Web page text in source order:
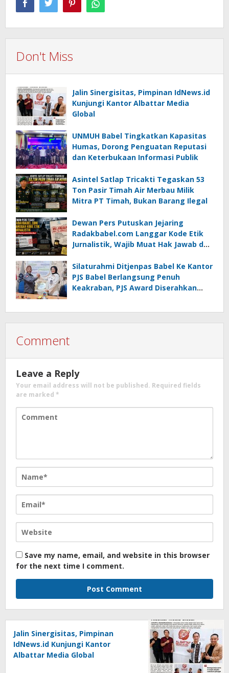
Don't Miss
Jalin Sinergisitas, Pimpinan IdNews.id
Kunjungi Kantor Albattar Media
Global
UNMUH Babel Tingkatkan Kapasitas
Humas, Dorong Penguatan Reputasi
dan Keterbukaan Informasi Publik
Asintel Satlap Tricakti Tegaskan 53
Ton Pasir Timah Air Merbau Milik
Mitra PT Timah, Bukan Barang Ilegal
Dewan Pers Putuskan Jejaring
Radakbabel.com Langgar Kode Etik
Jurnalistik, Wajib Muat Hak Jawab dan
Silaturahmi Ditjenpas Babel Ke Kantor
PJS Babel Berlangsung Penuh
Keakraban, PJS Award Diserahkan
Comment
Leave a Reply
Your email address will not be published. Required fields
are marked *
Save my name, email, and website in this browser
for the next time I comment.
Jalin Sinergisitas, Pimpinan
IdNews.id Kunjungi Kantor
Albattar Media Global